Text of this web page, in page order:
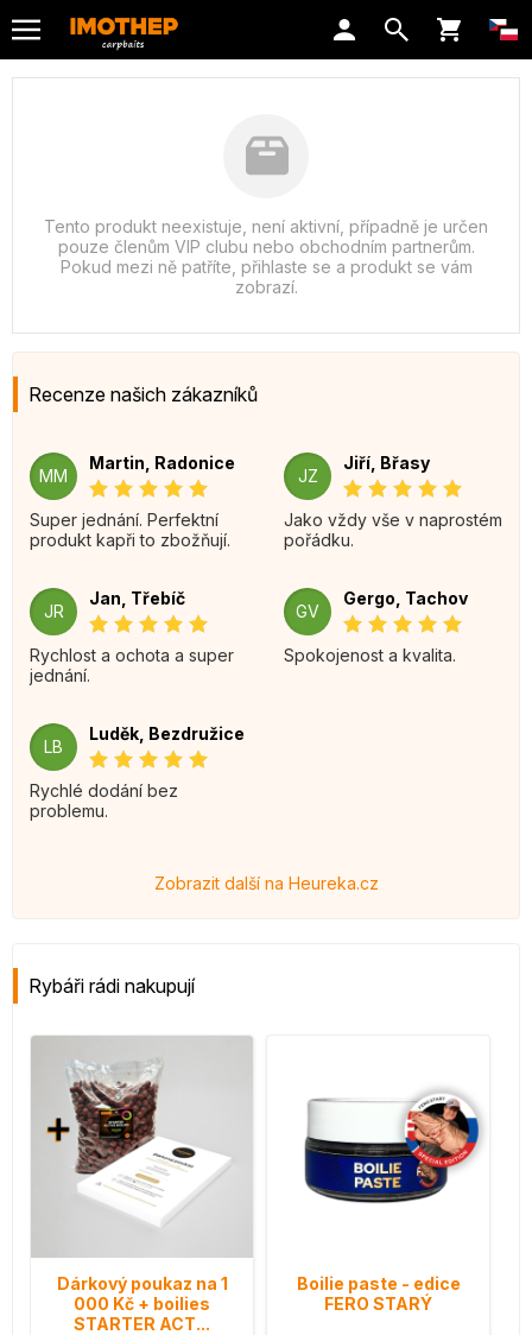
Tento produkt neexistuje, není aktivní, případně je určen
pouze členům VIP clubu nebo obchodním partnerům.
Pokud mezi ně patříte, přihlaste se a produkt se vám
zobrazí.
Recenze našich zákazníků
MM
Martin, Radonice
Super jednání. Perfektní
produkt kapři to zbožňují.
JZ
Jiří, Břasy
Jako vždy vše v naprostém
pořádku.
JR
Jan, Třebíč
Rychlost a ochota a super
jednání.
GV
Gergo, Tachov
Spokojenost a kvalita.
LB
Luděk, Bezdružice
Rychlé dodání bez
problemu.
Zobrazit další na Heureka.cz
Rybáři rádi nakupují
Dárkový poukaz na 1
000 Kč + boilies
STARTER ACT...
Boilie paste - edice
FERO STARÝ